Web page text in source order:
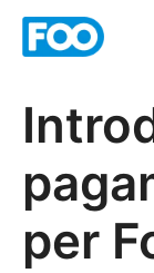
per